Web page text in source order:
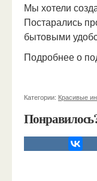
Мы хотели
Постарались
бытовыми
Подробнее о
Категории: Красивые